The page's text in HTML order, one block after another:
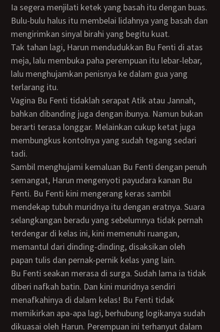
Ia segera menjilati ketek yang basah itu dengan buas.
Bulu-bulu halus itu membelai lidahnya yang basah dan
mengirimkan sinyal birahi yang begitu kuat.
Tak tahan lagi, Harun mendudukkan Bu Fenti di atas
meja, lalu membuka paha perempuan itu lebar-lebar,
lalu menghujamkan penisnya ke dalam gua yang
terlarang itu.
Vagina Bu Fenti tidaklah serapat Atik atau Jannah,
bahkan dibanding juga dengan ibunya. Namun bukan
berarti terasa longgar. Melainkan cukup ketat juga
membungkus kontolnya yang sudah tegang sedari
tadi.
Sambil menghujami kemaluan Bu Fenti dengan penuh
semangat, Harun mengenyoti payudara kanan Bu
Fenti. Bu Fenti kini mengerang keras sambil
mendekap tubuh muridnya itu dengan eratnya. Suara
selangkangan beradu yang sebelumnya tidak pernah
terdengar di kelas ini, kini memenuhi ruangan,
memantul dari dinding-dinding, disaksikan oleh
papan tulis dan pernak-pernik kelas yang lain.
Bu Fenti seakan merasa di surga. Sudah lama ia tidak
diberi nafkah batin. Dan kini muridnya sendiri
menafkahinya di dalam kelas! Bu Fenti tidak
memikirkan apa-apa lagi, berhubung logikanya sudah
dikuasai oleh Harun. Perempuan ini terhanyut dalam